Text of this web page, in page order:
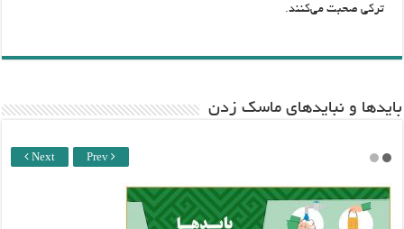
ترکی صحبت می‌کنند.
باید‌ها و نبایدهای ماسک زدن
Next Prev